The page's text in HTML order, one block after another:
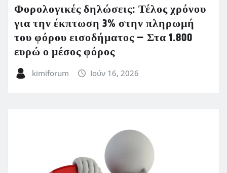
Φορολογικές δηλώσεις: Τέλος χρόνου
για την έκπτωση 3% στην πληρωμή
του φόρου εισοδήματος – Στα 1.800
ευρώ ο μέσος φόρος
kimiforum Ιούν 16, 2026